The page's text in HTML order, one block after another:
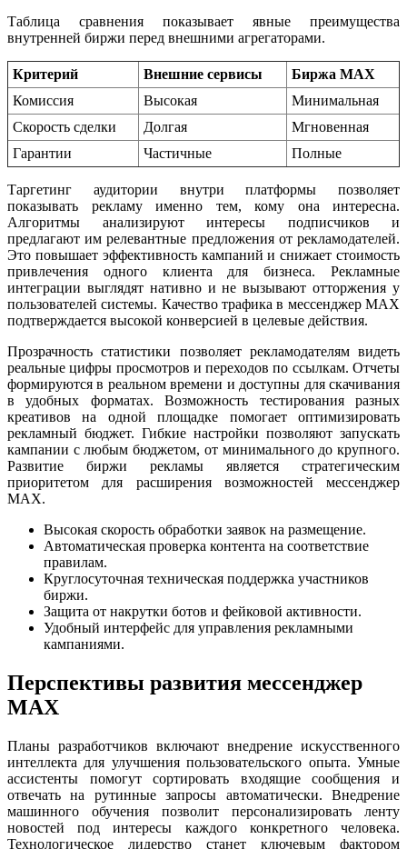
Таблица сравнения показывает явные преимущества
внутренней биржи перед внешними агрегаторами.
Критерий Внешние сервисы
Биржа MAX
Комиссия
Высокая
Минимальная
Скорость сделки
Долгая
Мгновенная
Гарантии
Частичные Полные
Таргетинг аудитории внутри платформы позволяет
показывать рекламу именно тем, кому она интересна.
Алгоритмы анализируют интересы подписчиков и
предлагают им релевантные предложения от рекламодателей.
Это повышает эффективность кампаний и снижает стоимость
привлечения одного клиента для бизнеса. Рекламные
интеграции выглядят нативно и не вызывают отторжения у
пользователей системы. Качество трафика в мессенджер MAX
подтверждается высокой конверсией в целевые действия.
Прозрачность статистики позволяет рекламодателям видеть
реальные цифры просмотров и переходов по ссылкам. Отчеты
формируются в реальном времени и доступны для скачивания
в удобных форматах. Возможность тестирования разных
креативов на одной площадке помогает оптимизировать
рекламный бюджет. Гибкие настройки позволяют запускать
кампании с любым бюджетом, от минимального до крупного.
Развитие биржи рекламы является стратегическим
приоритетом для расширения возможностей мессенджер
MAX.
Высокая скорость обработки заявок на размещение.
Автоматическая проверка контента на соответствие
правилам.
Круглосуточная техническая поддержка участников
биржи.
Защита от накрутки ботов и фейковой активности.
Удобный интерфейс для управления рекламными
кампаниями.
Перспективы развития мессенджер
MAX
Планы разработчиков включают внедрение искусственного
интеллекта для улучшения пользовательского опыта. Умные
ассистенты помогут сортировать входящие сообщения и
отвечать на рутинные запросы автоматически. Внедрение
машинного обучения позволит персонализировать ленту
новостей под интересы каждого конкретного человека.
Технологическое лидерство станет ключевым фактором